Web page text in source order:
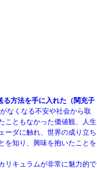
る方法を手に入れた（関充子
なくなる不安や社会から取
こともなかった価値観、人生
ーダに触れ、世界の成り立ち
を知り、興味を抱いたことを
リキュラムが非常に魅力的で